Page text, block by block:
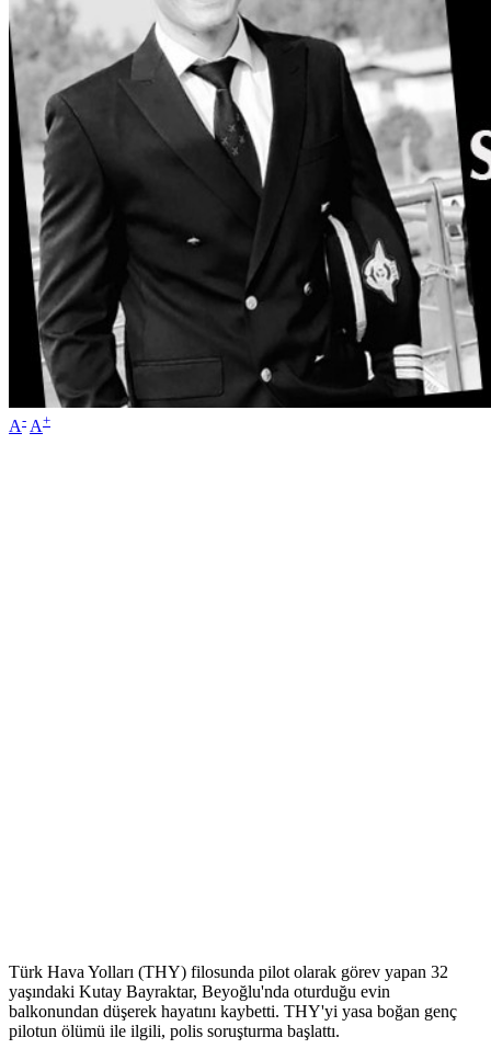
A- A+
Türk Hava Yolları (THY) filosunda pilot olarak görev yapan 32
yaşındaki Kutay Bayraktar, Beyoğlu'nda oturduğu evin
balkonundan düşerek hayatını kaybetti. THY'yi yasa boğan genç
pilotun ölümü ile ilgili, polis soruşturma başlattı.